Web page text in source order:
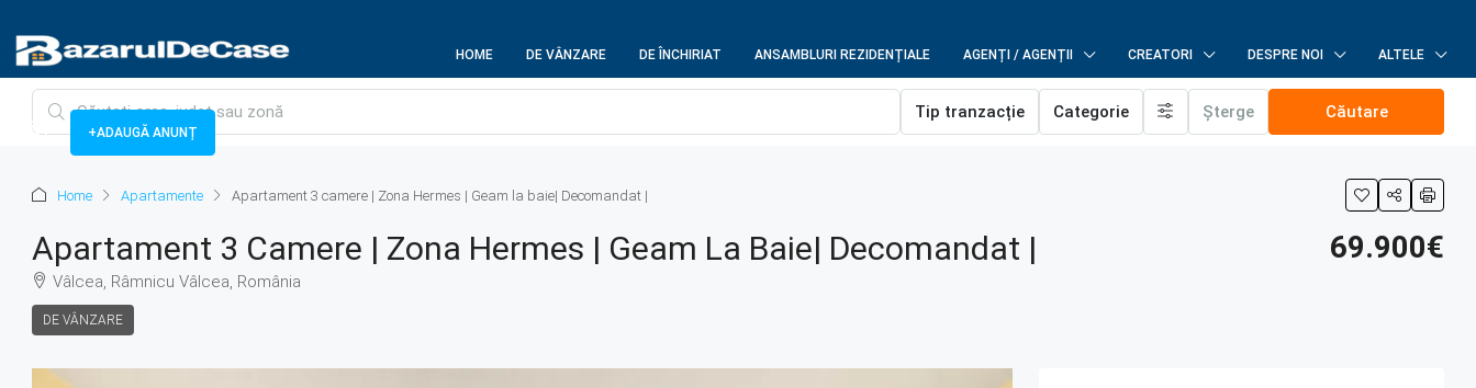
HOME DE VÂNZARE DE ÎNCHIRIAT ANSAMBLURI REZIDENȚIALE AGENȚI / AGENȚII CREATORI DESPRE NOI ALTELE
+ADAUGĂ ANUNȚ
Tip tranzacție Categorie Șterge Căutare
Home Apartamente Apartament 3 camere | Zona Hermes | Geam la baie| Decomandat |
Apartament 3 Camere | Zona Hermes | Geam La Baie| Decomandat |
Vâlcea, Râmnicu Vâlcea, România
DE VÂNZARE
69.900€